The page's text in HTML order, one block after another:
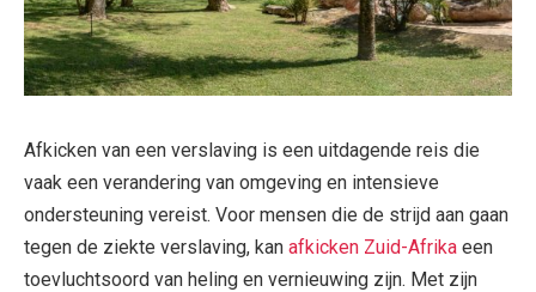
Afkicken van een verslaving is een uitdagende reis die
vaak een verandering van omgeving en intensieve
ondersteuning vereist. Voor mensen die de strijd aan gaan
tegen de ziekte verslaving, kan afkicken Zuid-Afrika een
toevluchtsoord van heling en vernieuwing zijn. Met zijn